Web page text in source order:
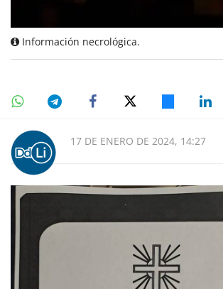
Información necrológica.
17 DE ENERO DE 2024, 14:27